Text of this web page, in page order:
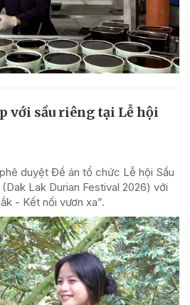
với sầu riêng tại Lễ hội
duyệt Đề án tổ chức Lễ hội Sầu
Lak Durian Festival 2026) với
- Kết nối vươn xa”.